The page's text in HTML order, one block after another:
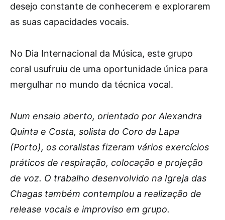
desejo constante de conhecerem e explorarem
as suas capacidades vocais.
No Dia Internacional da Música, este grupo
coral usufruiu de uma oportunidade única para
mergulhar no mundo da técnica vocal.
Num ensaio aberto, orientado por Alexandra
Quinta e Costa, solista do Coro da Lapa
(Porto), os coralistas fizeram vários exercícios
práticos de respiração, colocação e projeção
de voz. O trabalho desenvolvido na Igreja das
Chagas também contemplou a realização de
release vocais e improviso em grupo.